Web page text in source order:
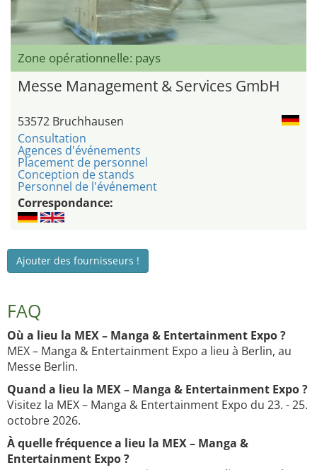
Zone opérationnelle: pays
Messe Management & Services GmbH
53572 Bruchhausen
Consultation
Agences d'événements
Placement de personnel
Conception de stands
Personnel de l'événement
Correspondance:
Ajouter des fournisseurs !
FAQ
Où a lieu la MEX – Manga & Entertainment Expo ?
MEX – Manga & Entertainment Expo a lieu à Berlin, au
Messe Berlin.
Quand a lieu la MEX – Manga & Entertainment Expo ?
Visitez la MEX – Manga & Entertainment Expo du 23. - 25.
octobre 2026.
À quelle fréquence a lieu la MEX – Manga &
Entertainment Expo ?